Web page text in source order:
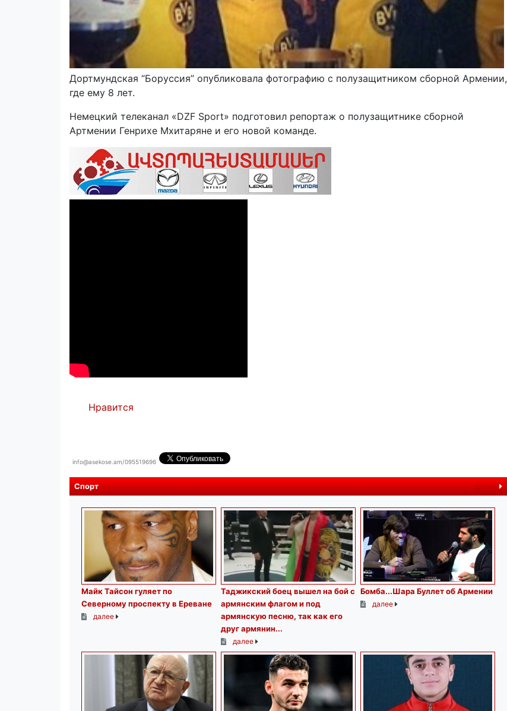
Дортмундская “Боруссия” опубликовала фотографию с полузащитником сборной Армении,
где ему 8 лет.
Hемецкий телеканал «DZF Sport» подготовил репортаж о полузащитнике сборной
Артмении Генрихе Мхитаряне и его новой команде.
Нравится
info@asekose.am/095519696
Спорт далее
Майк Тайсон гуляет по
Северному проспекту в Ереване
далее
Таджикский боец вышел на бой с
армянским флагом и под
армянскую песню, так как его
друг армянин...
далее
Бомба...Шара Буллет об Армении
далее